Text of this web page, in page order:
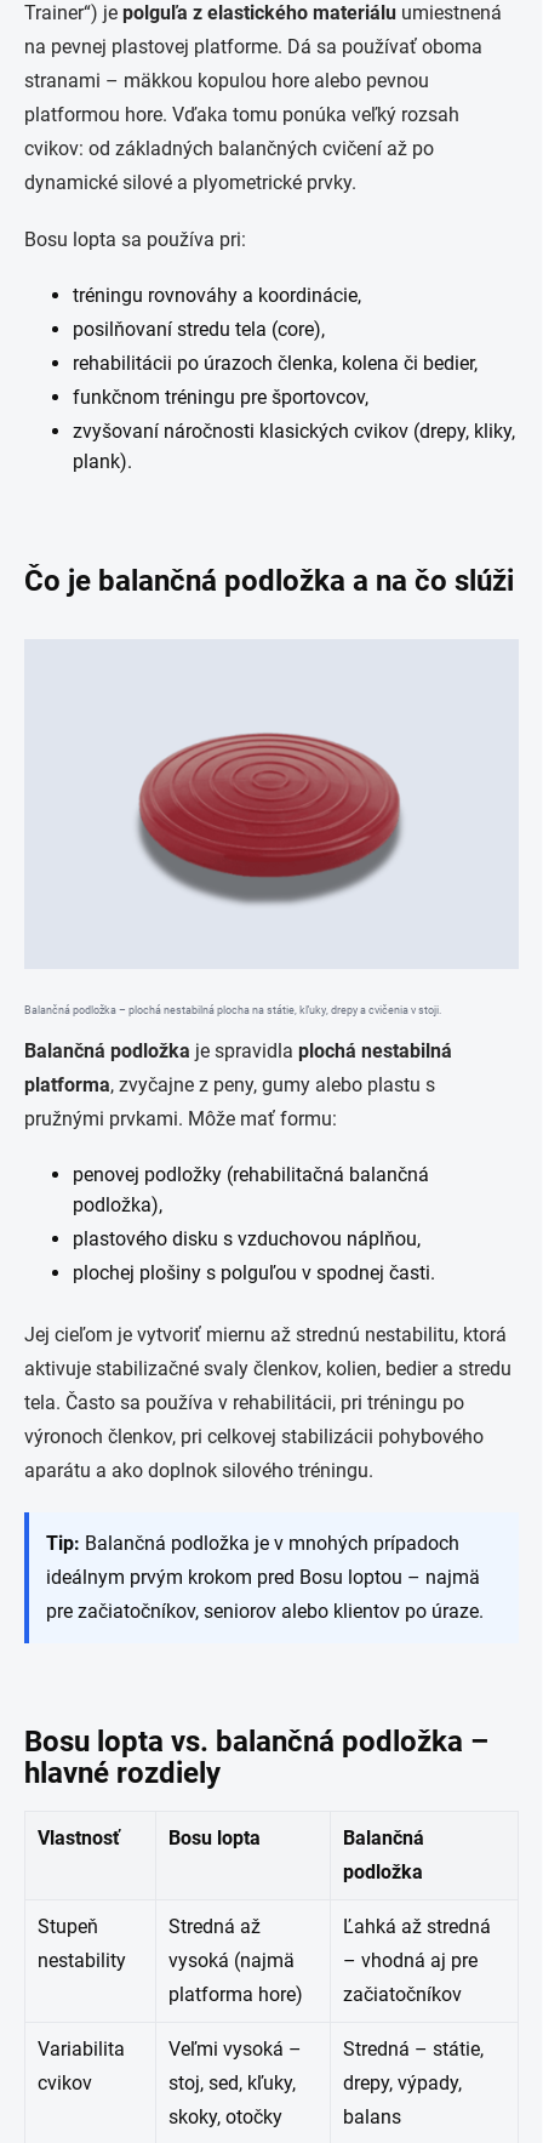
Trainer“) je polguľa z elastického materiálu umiestnená
na pevnej plastovej platforme. Dá sa používať oboma
stranami – mäkkou kopulou hore alebo pevnou
platformou hore. Vďaka tomu ponúka veľký rozsah
cvikov: od základných balančných cvičení až po
dynamické silové a plyometrické prvky.
Bosu lopta sa používa pri:
tréningu rovnováhy a koordinácie,
posilňovaní stredu tela (core),
rehabilitácii po úrazoch členka, kolena či bedier,
funkčnom tréningu pre športovcov,
zvyšovaní náročnosti klasických cvikov (drepy, kliky,
plank).
Čo je balančná podložka a na čo slúži
Balančná podložka – plochá nestabilná plocha na státie, kľuky, drepy a cvičenia v stoji.
Balančná podložka je spravidla plochá nestabilná
platforma, zvyčajne z peny, gumy alebo plastu s
pružnými prvkami. Môže mať formu:
penovej podložky (rehabilitačná balančná
podložka),
plastového disku s vzduchovou náplňou,
plochej plošiny s polguľou v spodnej časti.
Jej cieľom je vytvoriť miernu až strednú nestabilitu, ktorá
aktivuje stabilizačné svaly členkov, kolien, bedier a stredu
tela. Často sa používa v rehabilitácii, pri tréningu po
výronoch členkov, pri celkovej stabilizácii pohybového
aparátu a ako doplnok silového tréningu.
Tip: Balančná podložka je v mnohých prípadoch
ideálnym prvým krokom pred Bosu loptou – najmä
pre začiatočníkov, seniorov alebo klientov po úraze.
Bosu lopta vs. balančná podložka –
hlavné rozdiely
Vlastnosť Bosu lopta
Balančná
podložka
Stupeň
nestability
Stredná až
vysoká (najmä
platforma hore)
Ľahká až stredná
– vhodná aj pre
začiatočníkov
Variabilita
cvikov
Veľmi vysoká –
stoj, sed, kľuky,
skoky, otočky
Stredná – státie,
drepy, výpady,
balans